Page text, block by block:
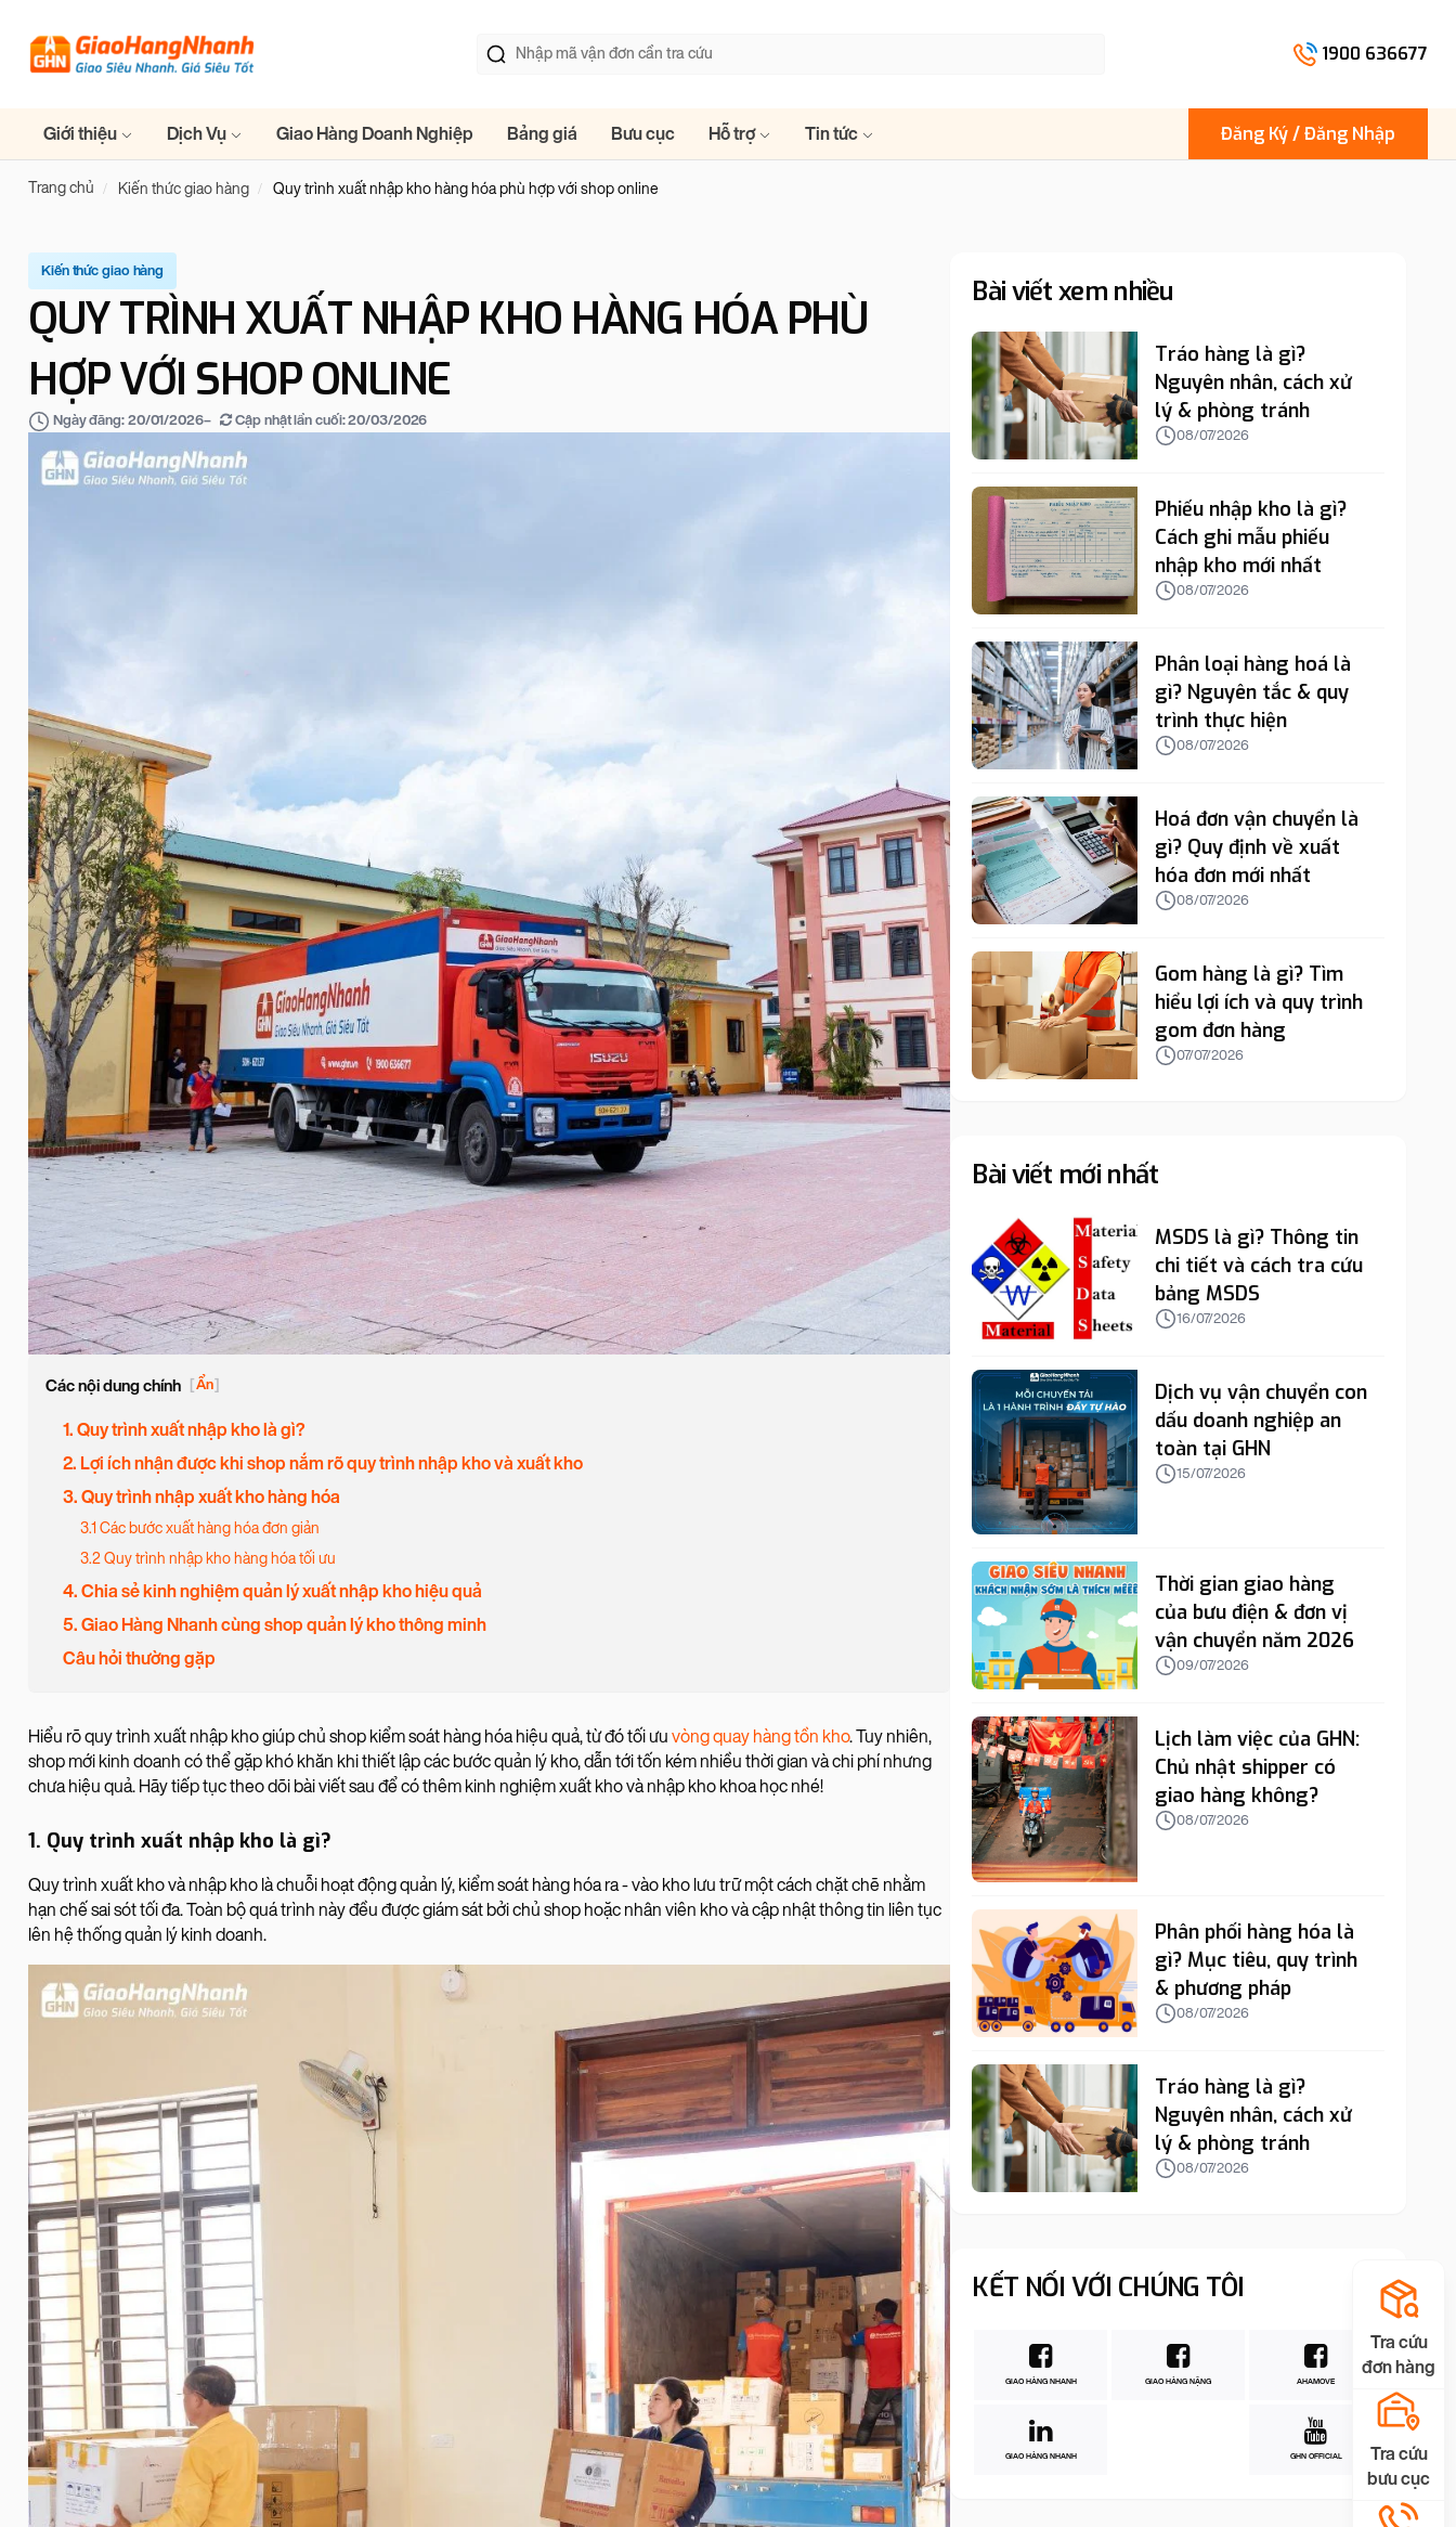
1900 636677
Giới thiệu Dịch Vụ Giao Hàng Doanh Nghiệp Bảng giá Bưu cục Hỗ trợ Tin tức Đăng Ký / Đăng Nhập
Trang chủ Kiến thức giao hàng Quy trình xuất nhập kho hàng hóa phù hợp với shop online
Kiến thức giao hàng
QUY TRÌNH XUẤT NHẬP KHO HÀNG HÓA PHÙ
HỢP VỚI SHOP ONLINE
Ngày đăng: 20/01/2026– Cập nhật lần cuối:20/03/2026
Các nội dung chính [Ẩn]
1. Quy trình xuất nhập kho là gì?
2. Lợi ích nhận được khi shop nắm rõ quy trình nhập kho và xuất kho
3. Quy trình nhập xuất kho hàng hóa
3.1 Các bước xuất hàng hóa đơn giản
3.2 Quy trình nhập kho hàng hóa tối ưu
4. Chia sẻ kinh nghiệm quản lý xuất nhập kho hiệu quả
5. Giao Hàng Nhanh cùng shop quản lý kho thông minh
Câu hỏi thường gặp
Hiểu rõ quy trình xuất nhập kho giúp chủ shop kiểm soát hàng hóa hiệu quả, từ đó tối ưu vòng quay hàng tồn kho. Tuy nhiên,
shop mới kinh doanh có thể gặp khó khăn khi thiết lập các bước quản lý kho, dẫn tới tốn kém nhiều thời gian và chi phí nhưng
chưa hiệu quả. Hãy tiếp tục theo dõi bài viết sau để có thêm kinh nghiệm xuất kho và nhập kho khoa học nhé!
1. Quy trình xuất nhập kho là gì?
Quy trình xuất kho và nhập kho là chuỗi hoạt động quản lý, kiểm soát hàng hóa ra - vào kho lưu trữ một cách chặt chẽ nhằm
hạn chế sai sót tối đa. Toàn bộ quá trình này đều được giám sát bởi chủ shop hoặc nhân viên kho và cập nhật thông tin liên tục
lên hệ thống quản lý kinh doanh.
Bài viết xem nhiều
Tráo hàng là gì?
Nguyên nhân, cách xử
lý & phòng tránh
08/07/2026
Phiếu nhập kho là gì?
Cách ghi mẫu phiếu
nhập kho mới nhất
08/07/2026
Phân loại hàng hoá là
gì? Nguyên tắc & quy
trình thực hiện
08/07/2026
Hoá đơn vận chuyển là
gì? Quy định về xuất
hóa đơn mới nhất
08/07/2026
Gom hàng là gì? Tìm
hiểu lợi ích và quy trình
gom đơn hàng
07/07/2026
Bài viết mới nhất
MSDS là gì? Thông tin
chi tiết và cách tra cứu
bảng MSDS
16/07/2026
Dịch vụ vận chuyển con
dấu doanh nghiệp an
toàn tại GHN
15/07/2026
Thời gian giao hàng
của bưu điện & đơn vị
vận chuyển năm 2026
09/07/2026
Lịch làm việc của GHN:
Chủ nhật shipper có
giao hàng không?
08/07/2026
Phân phối hàng hóa là
gì? Mục tiêu, quy trình
& phương pháp
08/07/2026
Tráo hàng là gì?
Nguyên nhân, cách xử
lý & phòng tránh
08/07/2026
KẾT NỐI VỚI CHÚNG TÔI
GIAO HÀNG NHANH GIAO HÀNG NẶNG AHAMOVE
GIAO HÀNG NHANH GHN OFFICIAL
Tra cứu
đơn hàng
Tra cứu
bưu cục